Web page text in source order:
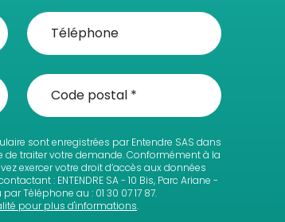
sont enregistrées par Entendre SAS dans
traiter votre demande. Conformément à la
exercer votre droit d’accès aux données
: ENTENDRE SA - 10 Bis, Parc Ariane -
Téléphone au : 01 30 07 17 87.
pour plus d'informations.